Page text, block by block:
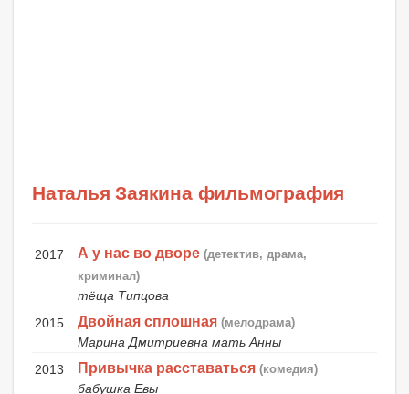
Наталья Заякина фильмография
2017 А у нас во дворе (детектив, драма,
криминал)
тёща Типцова
2015
Двойная сплошная (мелодрама)
Марина Дмитриевна мать Анны
2013
Привычка расставаться (комедия)
бабушка Евы